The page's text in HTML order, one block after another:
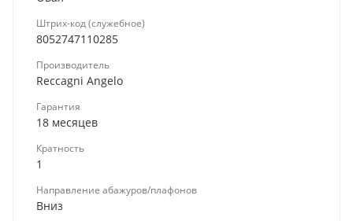
Штрих-код (служебное)
8052747110285
Производитель
Reccagni Angelo
Гарантия
18 месяцев
Кратность
1
Направление абажуров/плафонов
Вниз